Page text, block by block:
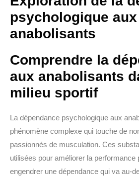
psychologique aux
anabolisants
Comprendre la
aux anabolisants
milieu sportif
La dépendance psychologique aux
phénomène complexe qui touche de
passionnés de musculation. Ces
utilisées pour améliorer la performance
engendrer une dépendance qui va au-